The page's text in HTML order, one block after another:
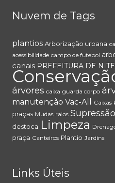
Nuvem de Tags
plantios Arborização urbana
acessibilidade campo de futebol
canais PREFEITURA DE
árvores caixa guarda corpo
manutenção Vac-All Caixas
praças Mudas ralos Supressão
destoca Limpeza
praça Canteiros Plantio Jardins
Links Úteis